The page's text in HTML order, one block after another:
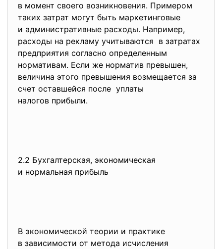
в момент своего возникновения. Примером
таких затрат могут быть маркетинговые
и административные расходы. Например,
расходы на рекламу учитываются в затратах
предприятия согласно определенным
нормативам. Если же норматив превышен,
величина этого превышения возмещается за
счет оставшейся после уплаты
налогов прибыли.
2.2 Бухгалтерская, экономическая
и нормальная прибыль
В экономической теории и практике
в зависимости от метода исчисления